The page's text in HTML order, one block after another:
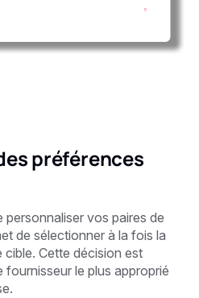
préférences
vos paires de
de sélectionner à la fois la
cible. Cette décision est
fournisseur le plus approprié